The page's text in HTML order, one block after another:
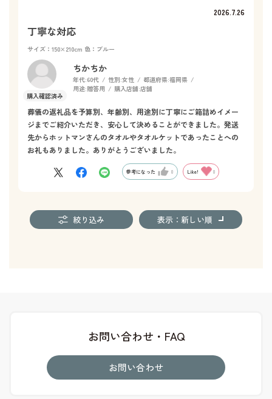
もう一枚欲しいところ…
少しお値段が安いと良いなあ、という希望で星4つです
2026.7.26
丁寧な対応
サイズ：150×210cm 色：ブルー
ちかちか
年代:60代 性別:女性 都道府県:福岡県
用途:贈答用 購入店舗:店舗
葬儀の返礼品を予算別、年齢別、用途別に丁寧にご箱詰めイメー
ジまでご紹介いただき、安心して決めることができました。発送
先からホットマンさんのタオルやタオルケットであったことへの
お礼もありました。ありがとうございました。
参考になった 0 Like! 0
絞り込み 表示：新しい順
お問い合わせ・FAQ
お問い合わせ